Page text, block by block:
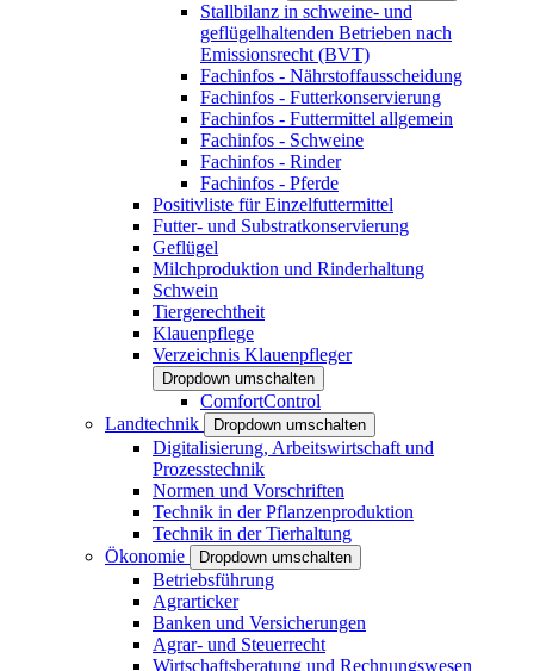
Stallbilanz in schweine- und
geflügelhaltenden Betrieben nach
Emissionsrecht (BVT)
Fachinfos - Nährstoffausscheidung
Fachinfos - Futterkonservierung
Fachinfos - Futtermittel allgemein
Fachinfos - Schweine
Fachinfos - Rinder
Fachinfos - Pferde
Positivliste für Einzelfuttermittel
Futter- und Substratkonservierung
Geflügel
Milchproduktion und Rinderhaltung
Schwein
Tiergerechtheit
Klauenpflege
Verzeichnis Klauenpfleger
Dropdown umschalten
ComfortControl
Landtechnik
Dropdown umschalten
Digitalisierung, Arbeitswirtschaft und
Prozesstechnik
Normen und Vorschriften
Technik in der Pflanzenproduktion
Technik in der Tierhaltung
Ökonomie
Dropdown umschalten
Betriebsführung
Agrarticker
Banken und Versicherungen
Agrar- und Steuerrecht
Wirtschaftsberatung und Rechnungswesen